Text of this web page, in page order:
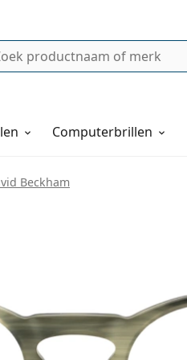
Computerbrillen
Beckham